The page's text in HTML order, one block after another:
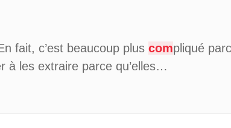
fait, c’est beaucoup plus compliqué
à les extraire parce qu’elles…